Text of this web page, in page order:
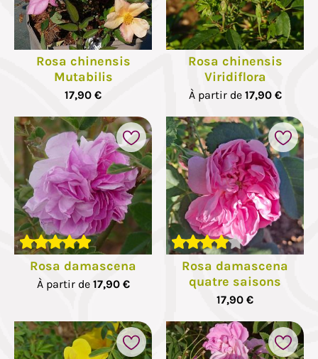
Rosa chinensis
Mutabilis
17,90 €
Rosa chinensis
Viridiflora
À partir de 17,90 €
Rosa damascena
À partir de 17,90 €
Rosa damascena
quatre saisons
17,90 €